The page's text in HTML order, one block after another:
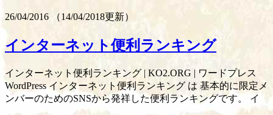
26/04/2016 （14/04/2018更新）
インターネット便利ランキング
インターネット便利ランキング | KO2.ORG | ワードプレス
WordPress インターネット便利ランキング は 基本的に限定メ
ンバーのためのSNSから発祥した便利ランキングです。 イ